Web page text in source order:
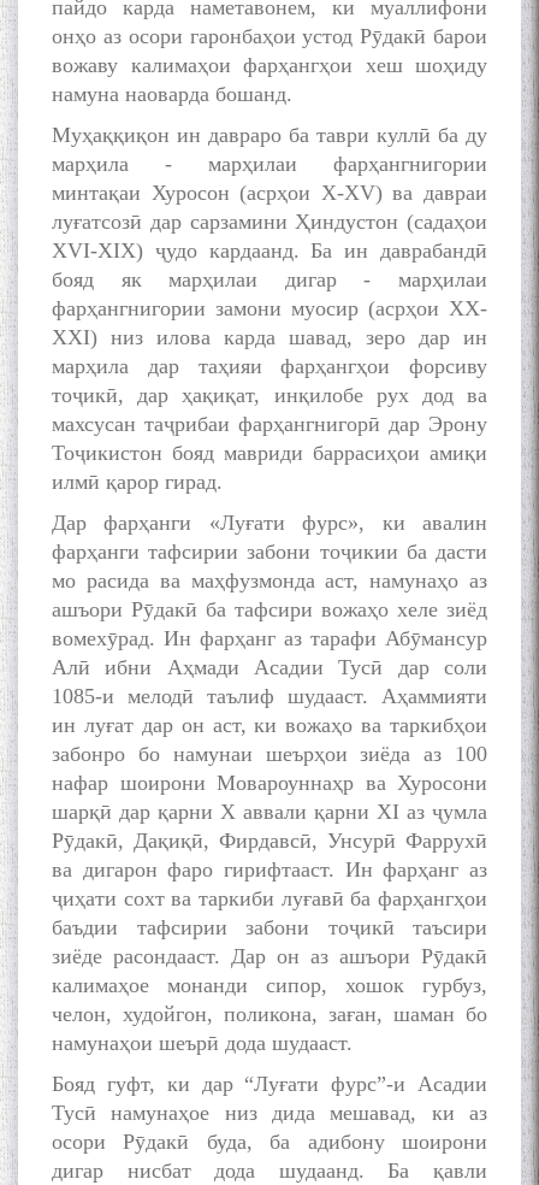
пайдо карда наметавонем, ки муаллифони
онҳо аз осори гаронбаҳои устод Рӯдакӣ барои
вожаву калимаҳои фарҳангҳои хеш шоҳиду
намуна наоварда бошанд.
Муҳаққиқон ин давраро ба таври куллӣ ба ду
марҳила - марҳилаи фарҳангнигории
минтақаи Хуросон (асрҳои X-XV) ва давраи
луғатсозӣ дар сарзамини Ҳиндустон (садаҳои
XVI-XIX) ҷудо кардаанд. Ба ин даврабандӣ
бояд як марҳилаи дигар - марҳилаи
фарҳангнигории замони муосир (асрҳои XX-
XXI) низ илова карда шавад, зеро дар ин
марҳила дар таҳияи фарҳангҳои форсиву
тоҷикӣ, дар ҳақиқат, инқилобе рух дод ва
махсусан таҷрибаи фарҳангнигорӣ дар Эрону
Тоҷикистон бояд мавриди баррасиҳои амиқи
илмӣ қарор гирад.
Дар фарҳанги «Луғати фурс», ки авалин
фарҳанги тафсирии забони тоҷикии ба дасти
мо расида ва маҳфузмонда аст, намунаҳо аз
ашъори Рӯдакӣ ба тафсири вожаҳо хеле зиёд
вомехӯрад. Ин фарҳанг аз тарафи Абӯмансур
Алӣ ибни Аҳмади Асадии Тусӣ дар соли
1085-и мелодӣ таълиф шудааст. Аҳаммияти
ин луғат дар он аст, ки вожаҳо ва таркибҳои
забонро бо намунаи шеърҳои зиёда аз 100
нафар шоирони Мовароуннаҳр ва Хуросони
шарқӣ дар қарни Х аввали қарни ХI аз ҷумла
Рӯдакӣ, Дақиқӣ, Фирдавсӣ, Унсурӣ Фаррухӣ
ва дигарон фаро гирифтааст. Ин фарҳанг аз
ҷиҳати сохт ва таркиби луғавӣ ба фарҳангҳои
баъдии тафсирии забони тоҷикӣ таъсири
зиёде расондааст. Дар он аз ашъори Рӯдакӣ
калимаҳое монанди сипор, хошок гурбуз,
челон, худойгон, поликона, заған, шаман бо
намунаҳои шеърӣ дода шудааст.
Бояд гуфт, ки дар “Луғати фурс”-и Асадии
Тусӣ намунаҳое низ дида мешавад, ки аз
осори Рӯдакӣ буда, ба адибону шоирони
дигар нисбат дода шудаанд. Ба қавли